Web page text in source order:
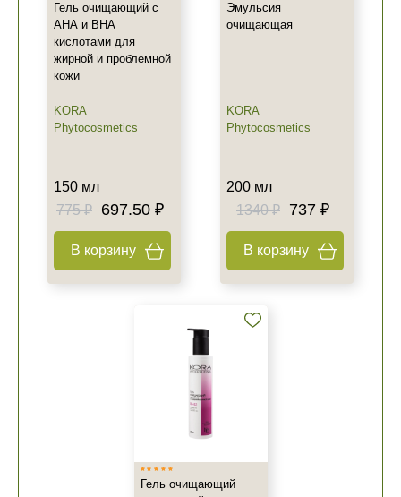
Гель очищающий с
АНА и ВНА
кислотами для
жирной и проблемной
кожи
KORA
Phytocosmetics
150 мл
775 ₽
697.50 ₽
В корзину
Эмульсия
очищающая
KORA
Phytocosmetics
200 мл
1340 ₽
737 ₽
В корзину
Гель очищающий